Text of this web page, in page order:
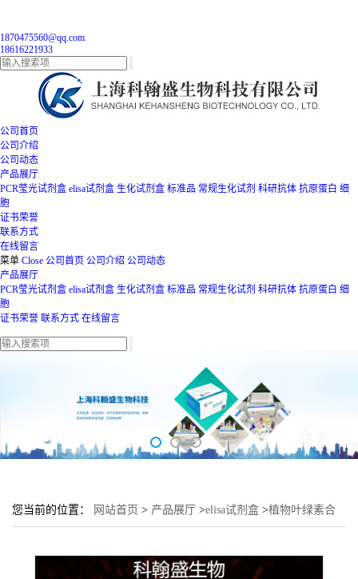
1870475560@qq.com
18616221933
公司首页
公司介绍
公司动态
产品展厅
PCR莹光试剂盒 elisa试剂盒 生化试剂盒 标准品 常规生化试剂 科研抗体 抗原蛋白 细
胞
证书荣誉
联系方式
在线留言
菜单 Close 公司首页 公司介绍 公司动态
产品展厅
PCR莹光试剂盒 elisa试剂盒 生化试剂盒 标准品 常规生化试剂 科研抗体 抗原蛋白 细
胞
证书荣誉 联系方式 在线留言
您当前的位置： 网站首页 > 产品展厅 >elisa试剂盒 >植物叶绿素合